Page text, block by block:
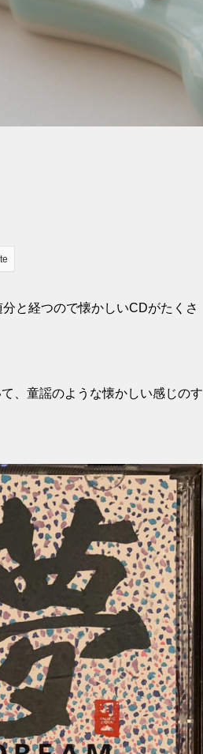
と経つので懐かしいCDがたくさ
、童謡のような懐かしい感じのす